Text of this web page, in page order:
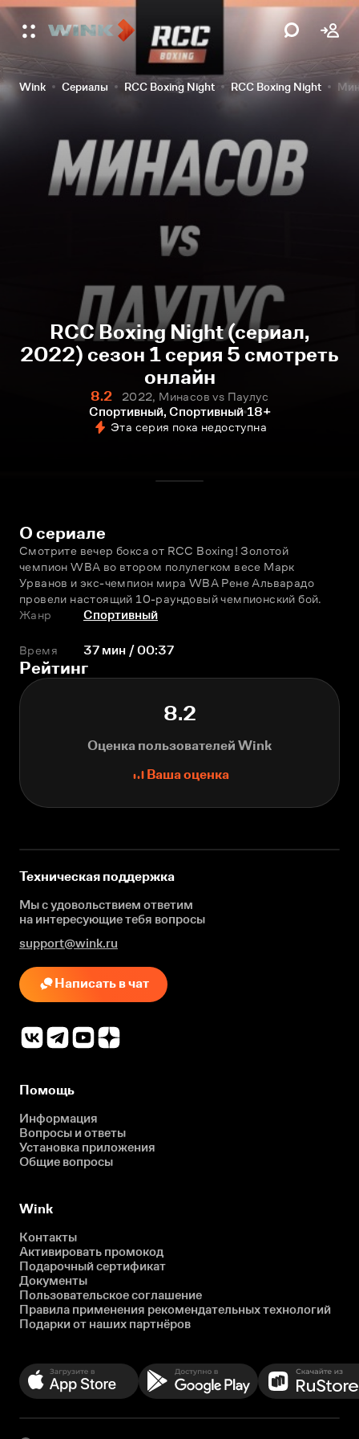
Wink Сериалы RCC Boxing Night RCC Boxing Night
RCC Boxing Night (сериал,
2022) сезон 1 серия 5 смотреть
онлайн
8.2
2022, Минасов vs Паулус
Спортивный, Спортивный 18+
Эта серия пока недоступна
О сериале
Смотрите вечер бокса от RCC Boxing! Золотой
чемпион WBA во втором полулегком весе Марк
Урванов и экс-чемпион мира WBA Рене Альварадо
провели настоящий 10-раундовый чемпионский бой.
Жанр
Спортивный
Время 37 мин / 00:37
Рейтинг
8.2
Оценка пользователей Wink
Ваша оценка
Техническая поддержка
Мы с удовольствием ответим
на интересующиетебя вопросы
support@wink.ru
Написать в чат
Помощь
Информация
Вопросы и ответы
Установка приложения
Общие вопросы
Wink
Контакты
Активировать промокод
Подарочный сертификат
Документы
Пользовательское соглашение
Правила применения рекомендательных технологий
Подарки от наших партнёров